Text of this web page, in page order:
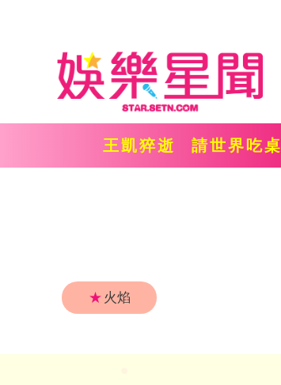
王凱猝逝 請世界吃桌
★ 火焰